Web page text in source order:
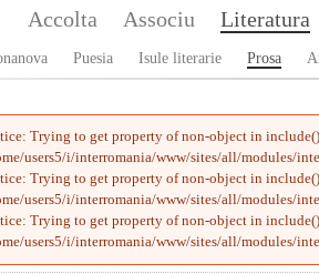
Accolta Associu Literatura
Puesia Isule literarie Prosa
: Trying to get property of non-object in include()
users5/i/interromania/www/sites/all/modules/
: Trying to get property of non-object in include()
users5/i/interromania/www/sites/all/modules/
: Trying to get property of non-object in include()
users5/i/interromania/www/sites/all/modules/